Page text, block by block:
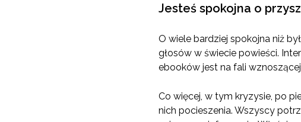
Jesteś spokojna o
O wiele bardziej spokojna niż
głosów w świecie powieści.
ebooków jest na fali
Co więcej, w tym kryzysie, po
nich pocieszenia. Wszyscy